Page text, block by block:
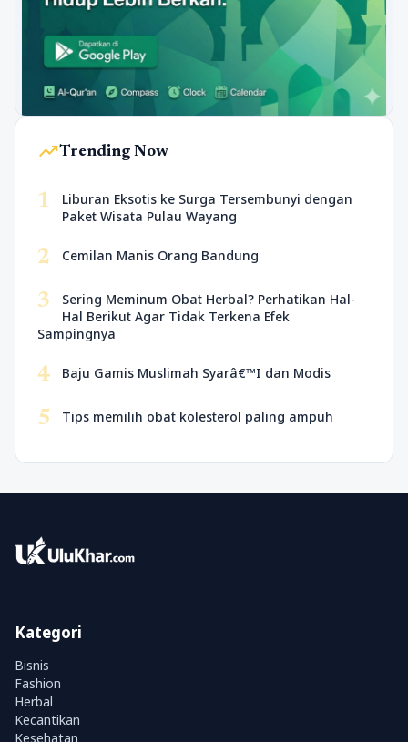
trending_upTrending Now
1
Liburan Eksotis ke Surga Tersembunyi dengan
Paket Wisata Pulau Wayang
2 Cemilan Manis Orang Bandung
3
Sering Meminum Obat Herbal? Perhatikan Hal-
Hal Berikut Agar Tidak Terkena Efek
Sampingnya
4 Baju Gamis Muslimah Syarâ€™I dan Modis
5 Tips memilih obat kolesterol paling ampuh
Kategori
Bisnis
Fashion
Herbal
Kecantikan
Kesehatan